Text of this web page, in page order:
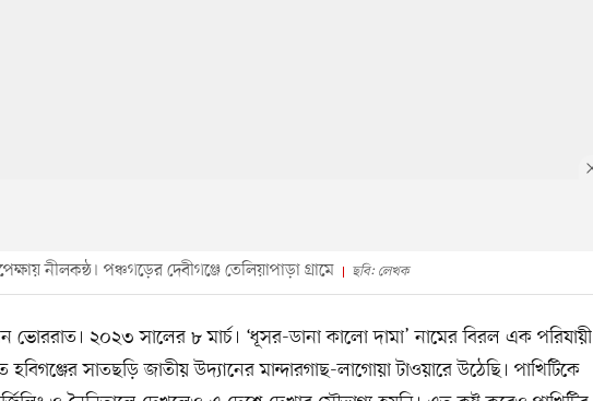
নীলকন্ঠ। পঞ্চগড়ের দেবীগঞ্জে তেলিয়াপাড়া গ্রামে ছবি: লেখক
ভোররাত। ২০২৩ সালের ৮ মার্চ। ‘ধূসর-ডানা কালো দামা’ নামের বিরল এক পরিযায়ী
সাতছড়ি জাতীয় উদ্যানের মান্দারগাছ-লাগোয়া টাওয়ারে উঠেছি। পাখিটিকে